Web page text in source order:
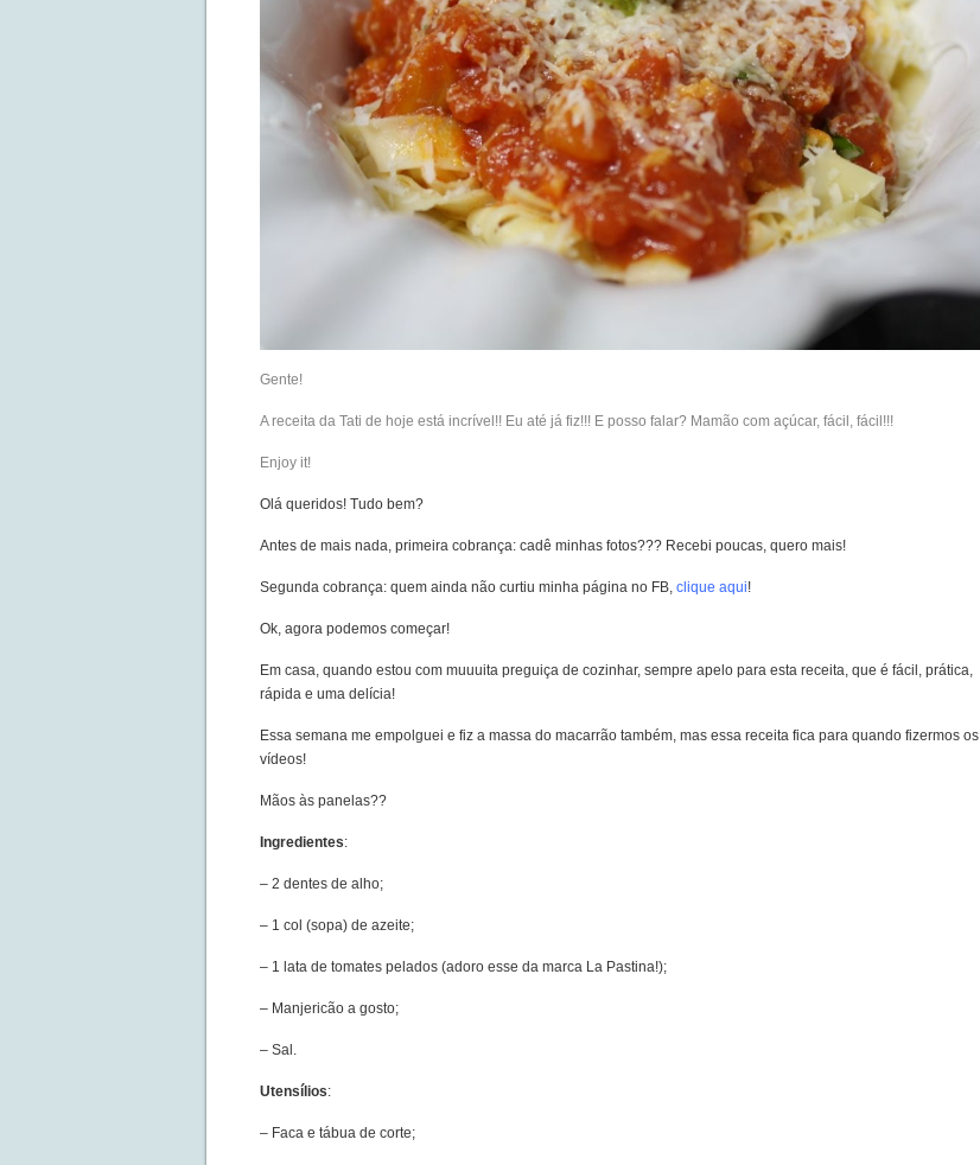
Gente!
A receita da Tati de hoje está incrível!! Eu até já fiz!!! E posso falar? Mamão com açúcar, fácil, fácil!!!
Enjoy it!
Olá queridos! Tudo bem?
Antes de mais nada, primeira cobrança: cadê minhas fotos??? Recebi poucas, quero mais!
Segunda cobrança: quem ainda não curtiu minha página no FB, clique aqui!
Ok, agora podemos começar!
Em casa, quando estou com muuuita preguiça de cozinhar, sempre apelo para esta receita, que é fácil, prática,
rápida e uma delícia!
Essa semana me empolguei e fiz a massa do macarrão também, mas essa receita fica para quando fizermos os
vídeos!
Mãos às panelas??
Ingredientes:
– 2 dentes de alho;
– 1 col (sopa) de azeite;
– 1 lata de tomates pelados (adoro esse da marca La Pastina!);
– Manjericão a gosto;
– Sal.
Utensílios:
– Faca e tábua de corte;